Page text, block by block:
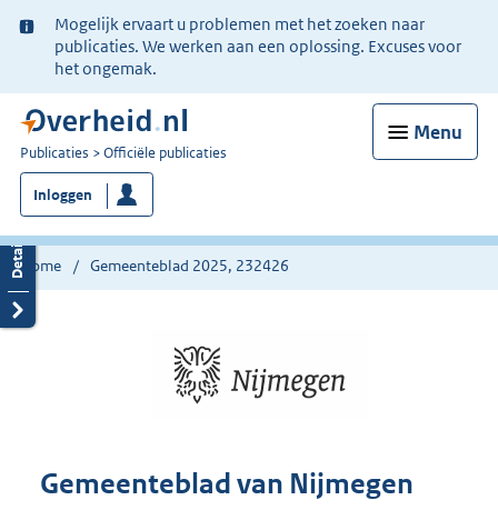
Ter
informatie:
Mogelijk ervaart u problemen met het zoeken naar
publicaties. We werken aan een oplossing. Excuses voor
het ongemak.
Menu
U
bent
nu
hier:
Publicaties Officiële publicaties
Inloggen
Home Gemeenteblad 2025, 232426
Gemeenteblad van Nijmegen